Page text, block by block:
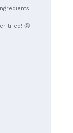
tried! 🤩